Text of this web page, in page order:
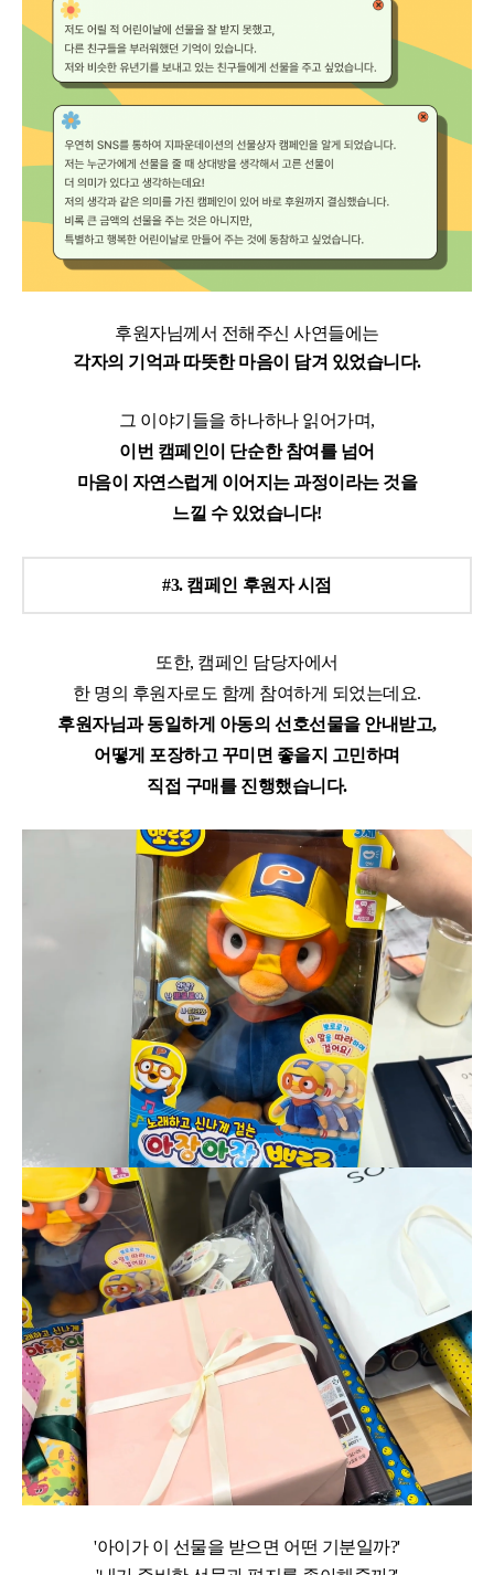
후원자님께서 전해주신 사연들에는
각자의 기억과 따뜻한 마음이 담겨 있었습니다.
그 이야기들을 하나하나 읽어가며,
이번 캠페인이 단순한 참여를 넘어
마음이 자연스럽게 이어지는 과정이라는 것을
느낄 수 있었습니다!
#3. 캠페인 후원자 시점
또한, 캠페인 담당자에서
한 명의 후원자로도 함께 참여하게 되었는데요.
후원자님과 동일하게 아동의 선호선물을 안내받고,
어떻게 포장하고 꾸미면 좋을지 고민하며
직접 구매를 진행했습니다.
'아이가 이 선물을 받으면 어떤 기분일까?'